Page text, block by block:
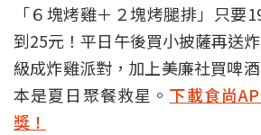
「６塊烤雞＋２塊烤腿排」只要
到25元！平日午後買小披薩再送
級成炸雞派對，加上美廉社買啤
本是夏日聚餐救星。 下載食尚
獎！